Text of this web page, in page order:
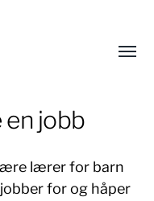
en jobb
lærer for barn
for og håper